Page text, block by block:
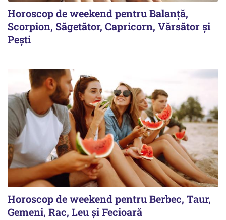
Horoscop de weekend pentru Balanță,
Scorpion, Săgetător, Capricorn, Vărsător și
Pești
Horoscop de weekend pentru Berbec, Taur,
Gemeni, Rac, Leu și Fecioară